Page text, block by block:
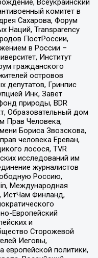
Всеукраинский
комитет в
Сахарова, Форум
Наций, Transparеncy
ПостРоссии,
в России –
Институт
гражданского
островов
депутатов, Гринпис
Инк, Завет
природы, BDR
Образовательный дом
Прав Человека,
Бориса Звозскова,
человека Ереван,
лосося, TVR
исследований им
журналистов
Россию,
Международная
ИстЧам Финланд,
Европейский
и
Сторожевой
Иеговы,
европейской политики,